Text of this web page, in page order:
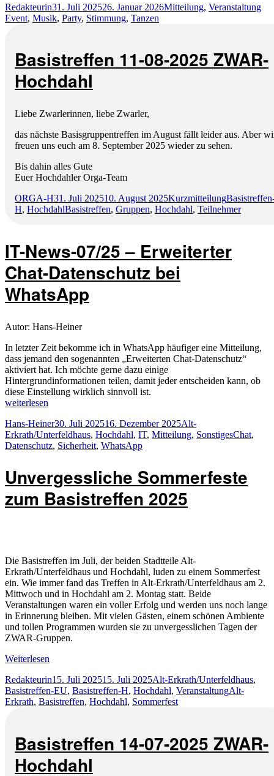
2025
bei
musikalisches
Zeitreise-
Autor
RedakteurinVeröffentlicht
am
31. Juli 202526. Januar 2026Kategorien
Mitteilung, Veranstaltung
Event, Musik, Party, Stimmung, Tanzen
Basistreffen 11-08-2025 ZWAR-
Hochdahl
Liebe Zwarlerinnen, liebe Zwarler,
das nächste Basisgruppentreffen im August fällt leider aus. Aber
freuen uns euch am 8. September 2025 wieder zu sehen.
Bis dahin alles Gute
Euer Hochdahler Orga-Team
Autor
ORGA-HVeröffentlicht
am
31. Juli 202510. August 2025Format
KurzmitteilungKategorien
H, HochdahlSchlagwörter
Basistreffen, Gruppen, Hochdahl, Teilnehmer
IT-News-07/25 – Erweiterter
Chat-Datenschutz bei
WhatsApp
Autor: Hans-Heiner
In letzter Zeit bekomme ich in WhatsApp häufiger eine Mitteilung,
dass jemand den sogenannten „Erweiterten Chat-Datenschutz“
aktiviert hat. Ich möchte gerne dazu einige
Hintergrundinformationen teilen, damit jeder entscheiden kann, ob
diese Einstellung wirklich sinnvoll ist.
„IT-
07/25
–
Erweiterter
bei
WhatsApp“
weiterlesen
Autor
Hans-HeinerVeröffentlicht
am
30. Juli 202516. Dezember 2025Kategorien
Alt-
Erkrath/Unterfeldhaus, Hochdahl, IT, Mitteilung, SonstigesChat,
Datenschutz, Sicherheit, WhatsApp
Unvergessliche Sommerfeste
zum Basistreffen 2025
Die Basistreffen im Juli, der beiden Stadtteile Alt-
Erkrath/Unterfeldhaus und Hochdahl, luden zu einem Sommerfest
ein. Wie immer fand das Treffen in Alt-Erkrath/Unterfeldhaus am 2.
Mittwoch und in Hochdahl am 2. Montag statt. Beide
Veranstaltungen waren ein voller Erfolg und werden uns noch lange
in Erinnerung bleiben. Mit vielen Gästen, einem schönen Ambiente
und tollen Programmen wurden sie zu unvergesslichen Tagen der
ZWAR-Gruppen.
Weiterlesen
Autor
RedakteurinVeröffentlicht
am
15. Juli 202515. Juli 2025Kategorien
Alt-Erkrath/Unterfeldhaus,
Basistreffen-EU, Basistreffen-H, Hochdahl, VeranstaltungAlt-
Erkrath, Basistreffen, Hochdahl, Sommerfest
Basistreffen 14-07-2025 ZWAR-
Hochdahl